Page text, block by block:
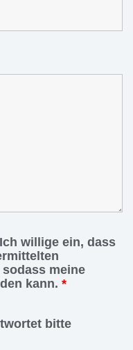
willige ein, dass
meine
kann. *
bitte